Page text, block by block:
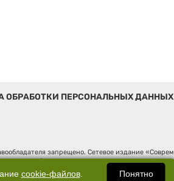
ОБРАБОТКИ ПЕРСОНАЛЬНЫХ ДАННЫХ
запрещено. Сетевое издание
Регистрационный номер ЭЛ № ФС 77
строение 3, оф. 7015 Фактический адрес
cookie-файлов. Понятно